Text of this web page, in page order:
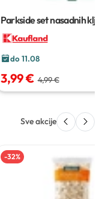
Parkside set nasadnih
do 11.08
3,99 € 4,99 €
Sve akcije
-32%